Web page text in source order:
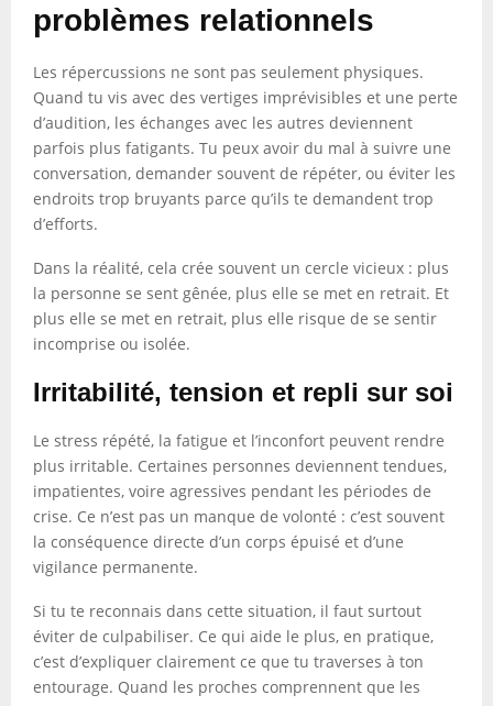
problèmes relationnels
Les répercussions ne sont pas seulement physiques.
Quand tu vis avec des vertiges imprévisibles et une perte
d’audition, les échanges avec les autres deviennent
parfois plus fatigants. Tu peux avoir du mal à suivre une
conversation, demander souvent de répéter, ou éviter les
endroits trop bruyants parce qu’ils te demandent trop
d’efforts.
Dans la réalité, cela crée souvent un cercle vicieux : plus
la personne se sent gênée, plus elle se met en retrait. Et
plus elle se met en retrait, plus elle risque de se sentir
incomprise ou isolée.
Irritabilité, tension et repli sur soi
Le stress répété, la fatigue et l’inconfort peuvent rendre
plus irritable. Certaines personnes deviennent tendues,
impatientes, voire agressives pendant les périodes de
crise. Ce n’est pas un manque de volonté : c’est souvent
la conséquence directe d’un corps épuisé et d’une
vigilance permanente.
Si tu te reconnais dans cette situation, il faut surtout
éviter de culpabiliser. Ce qui aide le plus, en pratique,
c’est d’expliquer clairement ce que tu traverses à ton
entourage. Quand les proches comprennent que les